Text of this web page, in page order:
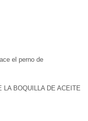
el perno de
BOQUILLA DE ACEITE